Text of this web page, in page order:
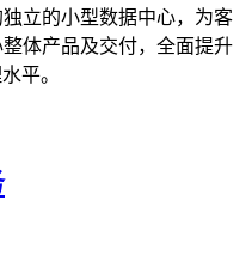
立的小型数据中心，为客
体产品及交付，全面提升
平。